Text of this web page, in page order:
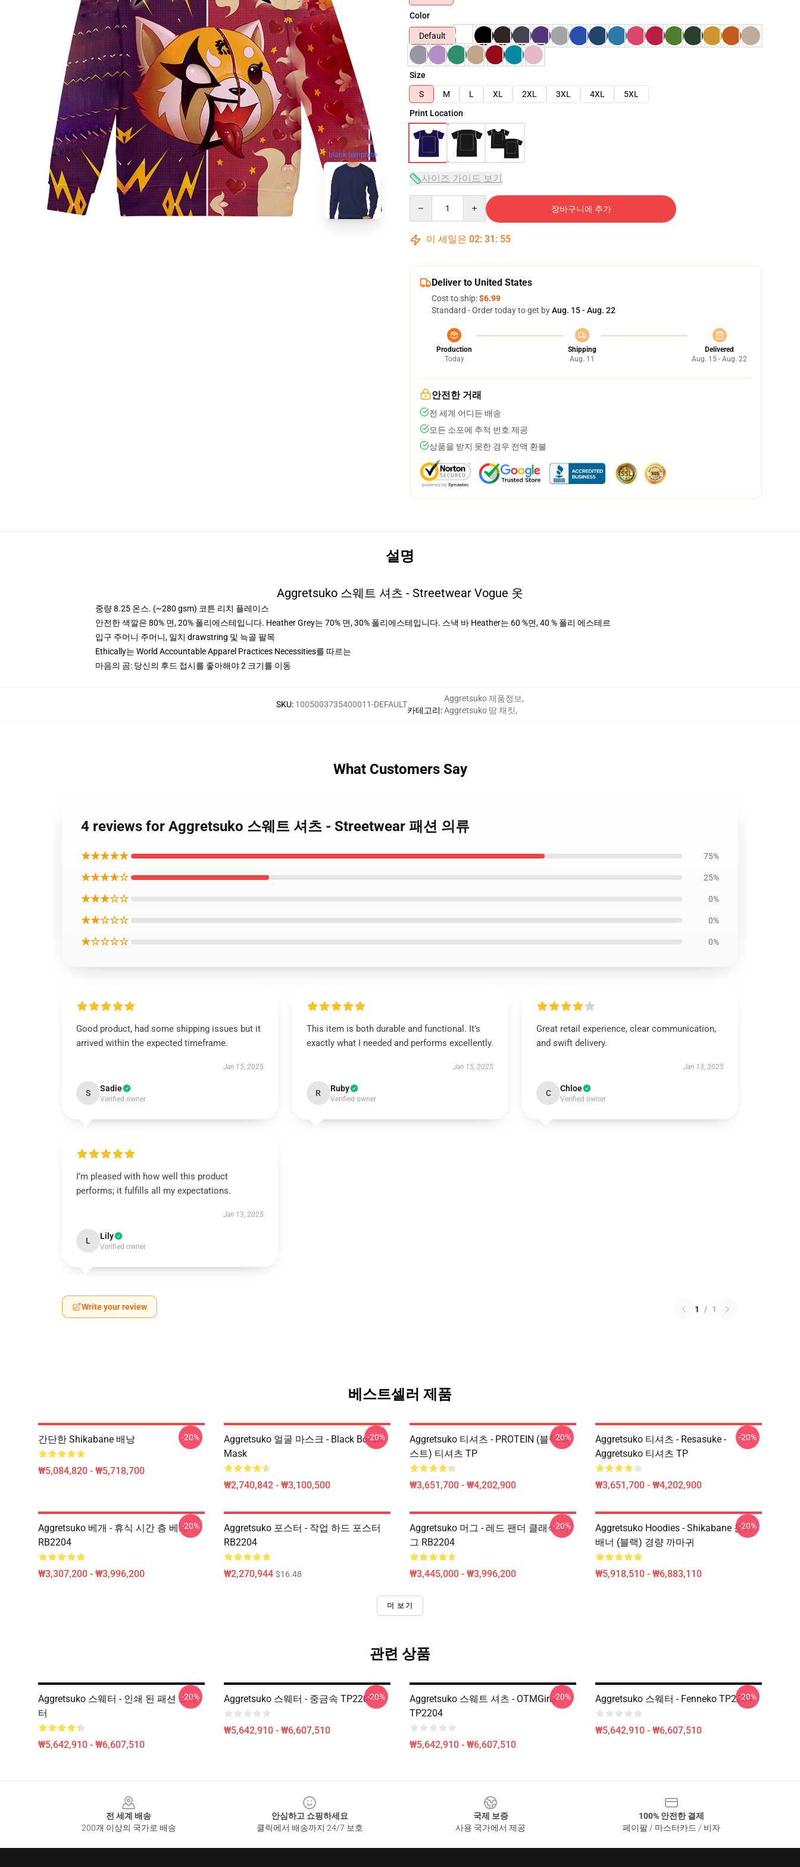
blank template
Color
Default
Size
S
M L XL 2XL 3XL 4XL
5XL
Print Location
사이즈 가이드 보기
장바구니에 추가
이 세일은 02: 31 : 54
Deliver to United States
Cost to ship:$6.99
Standard - Order today to get byAug. 15 - Aug. 22
Production
Today
Shipping
Aug. 11
Delivered
Aug. 15 - Aug. 22
안전한 거래
전 세계 어디든 배송
모든 소포에 추적 번호 제공
상품을 받지 못한 경우 전액 환불
설명
Aggretsuko 스웨트 셔츠 - Streetwear Vogue 옷
중량 8.25 온스. (~280 gsm) 코튼 리치 플레이스
안전한 색깔은 80% 면, 20% 폴리에스테입니다. Heather Grey는 70% 면, 30% 폴리에스테입니다. 스낵 바 Heather는 60 %면, 40 % 폴리 에스테르
입구 주머니 주머니, 일치 drawstring 및 늑골 팔목
Ethically는 World Accountable Apparel Practices Necessities를 따르는
마음의 곰: 당신의 후드 접시를 좋아해야 2 크기를 이동
SKU: 1005003735400011-DEFAULT
카테고리:
Aggretsuko 제품정보,
Aggretsuko 땀 재킷,
What Customers Say
4 reviews for Aggretsuko 스웨트 셔츠 - Streetwear 패션 의류
★★★★★ 75%
★★★★☆ 25%
★★★☆☆ 0%
★★☆☆☆ 0%
★☆☆☆☆ 0%
Good product, had some shipping issues but it
arrived within the expected timeframe.
Jan 15, 2025
S Sadie
Verified owner
This item is both durable and functional. It’s
exactly what I needed and performs excellently.
Jan 15, 2025
R Ruby
Verified owner
Great retail experience, clear communication,
and swift delivery.
Jan 13, 2025
C Chloe
Verified owner
I’m pleased with how well this product
performs; it fulfills all my expectations.
Jan 13, 2025
L Lily
Verified owner
Write your review 1 / 1
베스트셀러 제품
간단한 Shikabane 배낭
₩5,084,820 - ₩5,718,700
-20%
Aggretsuko 얼굴 마스크 - Black Border
Mask
₩2,740,842 - ₩3,100,500
-20%
Aggretsuko 티셔츠 - PROTEIN (블랙 텍
스트) 티셔츠 TP
₩3,651,700 - ₩4,202,900
-20%
Aggretsuko 티셔츠 - Resasuke -
Aggretsuko 티셔츠 TP
₩3,651,700 - ₩4,202,900
-20%
Aggretsuko 베개 - 휴식 시간 층 베개
RB2204
₩3,307,200 - ₩3,996,200
-20%
Aggretsuko 포스터 - 작업 하드 포스터
RB2204
₩2,270,944 $16.48
Aggretsuko 머그 - 레드 팬더 클래식 머
그 RB2204
₩3,445,000 - ₩3,996,200
-20%
Aggretsuko Hoodies - Shikabane 문자
배너 (블랙) 경량 까마귀
₩5,918,510 - ₩6,883,110
-20%
더 보기
관련 상품
Aggretsuko 스웨터 - 인쇄 된 패션 스웨
터
₩5,642,910 - ₩6,607,510
-20% Aggretsuko 스웨터 - 중금속 TP2204
₩5,642,910 - ₩6,607,510
-20%
Aggretsuko 스웨트 셔츠 - OTMGirls
TP2204
₩5,642,910 - ₩6,607,510
-20% Aggretsuko 스웨터 - Fenneko TP2204
₩5,642,910 - ₩6,607,510
-20%
전 세계 배송
200개 이상의 국가로 배송
안심하고 쇼핑하세요
클릭에서 배송까지 24/7 보호
국제 보증
사용 국가에서 제공
100% 안전한 결제
페이팔 / 마스터카드 / 비자